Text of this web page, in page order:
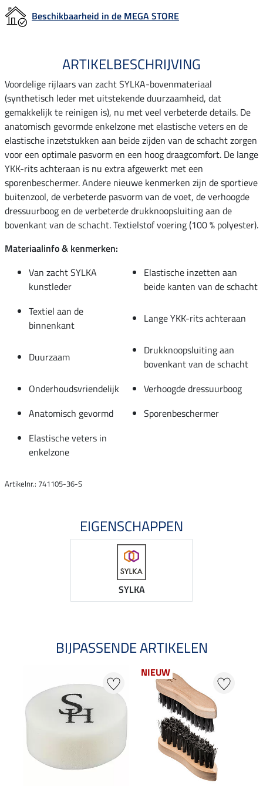
Beschikbaarheid in de MEGA STORE
ARTIKELBESCHRIJVING
Voordelige rijlaars van zacht SYLKA-bovenmateriaal
(synthetisch leder met uitstekende duurzaamheid, dat
gemakkelijk te reinigen is), nu met veel verbeterde details. De
anatomisch gevormde enkelzone met elastische veters en de
elastische inzetstukken aan beide zijden van de schacht zorgen
voor een optimale pasvorm en een hoog draagcomfort. De lange
YKK-rits achteraan is nu extra afgewerkt met een
sporenbeschermer. Andere nieuwe kenmerken zijn de sportieve
buitenzool, de verbeterde pasvorm van de voet, de verhoogde
dressuurboog en de verbeterde drukknoopsluiting aan de
bovenkant van de schacht. Textielstof voering (100 % polyester).
Materiaalinfo & kenmerken:
Van zacht SYLKA
kunstleder
Elastische inzetten aan
beide kanten van de schacht
Textiel aan de
binnenkant
Lange YKK-rits achteraan
Duurzaam
Drukknoopsluiting aan
bovenkant van de schacht
Onderhoudsvriendelijk
Verhoogde dressuurboog
Anatomisch gevormd
Sporenbeschermer
Elastische veters in
enkelzone
Artikelnr.: 741105-36-S
EIGENSCHAPPEN
SYLKA
BIJPASSENDE ARTIKELEN
NIEUW